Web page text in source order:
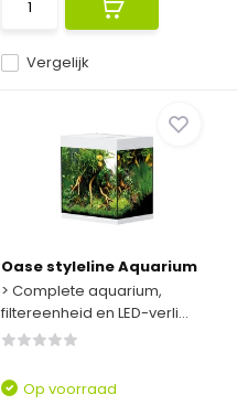
Vergelijk
Oase styleline Aquarium
> Complete aquarium,
filtereenheid en LED-verli...
Op voorraad